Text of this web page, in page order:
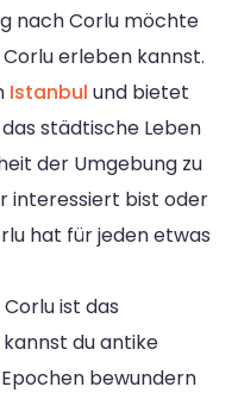
nach Corlu möchte
erleben kannst.
Istanbul und bietet
städtische Leben
der Umgebung zu
interessiert bist oder
hat für jeden etwas
ist das
du antike
bewundern